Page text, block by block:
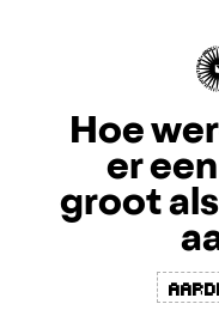
Hoe
er
groot